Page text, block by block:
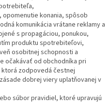
opomenutie konania, spôsob
komunikácia vrátane reklamy a
s propagáciou, ponukou,
produktu spotrebiteľovi,
osobitnej schopnosti a
očakávať od obchodníka pri
zodpovedá čestnej
dobrej viery uplatňovanej v
súbor pravidiel, ktoré upravujú